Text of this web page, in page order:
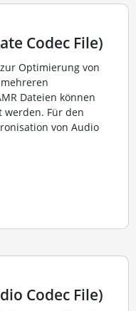
Codec File)
Optimierung von
Dateien können
Für den
von Audio
Codec File)